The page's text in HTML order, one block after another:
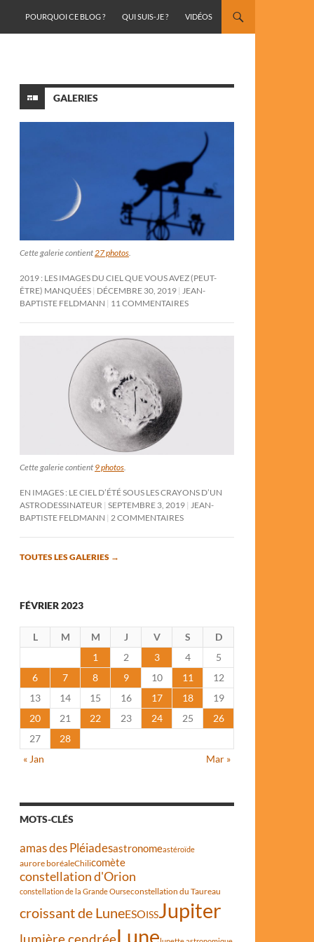
POURQUOI CE BLOG ?
QUI SUIS-JE ? VIDÉOS
GALERIES
Cette galerie contient27 photos.
2019 : LES IMAGES DU CIEL QUE VOUS AVEZ (PEUT-
ÊTRE) MANQUÉES DÉCEMBRE 30, 2019 JEAN-
BAPTISTE FELDMANN
11 COMMENTAIRES
Cette galerie contient 9 photos
EN IMAGES : LE CIEL D’ÉTÉ SOUS LES CRAYONS D’UN
ASTRODESSINATEUR SEPTEMBRE 3, 2019
JEAN-
BAPTISTE FELDMANN
2 COMMENTAIRES
TOUTES LES GALERIES →
FÉVRIER 2023
L M M J V S
D
1
2 3 4
5
6
7 8 9 10 11
12
13
14 15 16 17 18
19
20
21 22 23 24 25
26
27
28
« Jan
Mar »
MOTS-CLÉS
amas des Pléiadesastronomeastéroïde
aurore boréaleChilicomète
constellation d'Orion
constellation de la Grande Ourseconstellation du Taureau
croissant de LuneESOISSJupiter
lumière cendréeLune